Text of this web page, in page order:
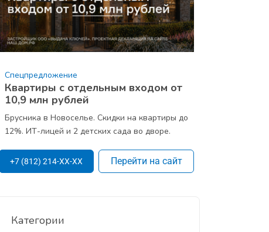
Спецпредложение
Квартиры с отдельным входом от
10,9 млн рублей
Брусника в Новоселье. Скидки на квартиры до
12%. ИТ-лицей и 2 детских сада во дворе.
+7 (812) 214-XX-XX Перейти на сайт
Категории